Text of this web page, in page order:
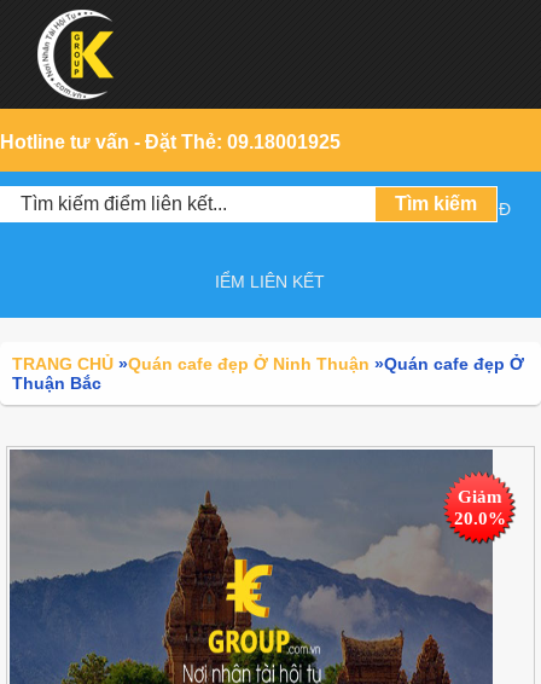
Hotline tư vấn - Đặt Thẻ: 09.18001925
Đ
IỂM LIÊN KẾT
TRANG CHỦ »Quán cafe đẹp Ở Ninh Thuận »Quán cafe đẹp Ở
Thuận Bắc
Giảm
20.0%